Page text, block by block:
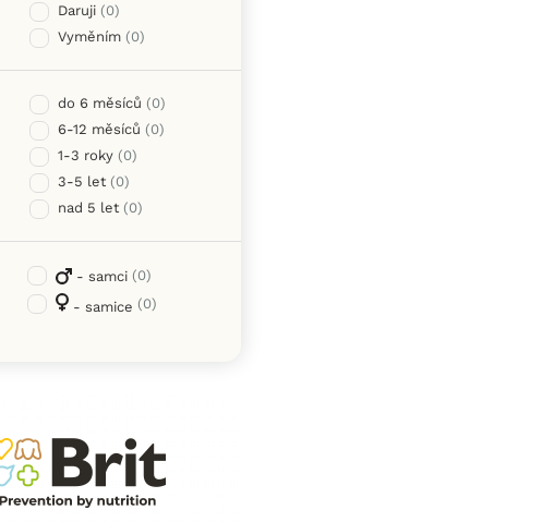
Daruji (0)
Vyměním (0)
do 6 měsíců (0)
6-12 měsíců (0)
1-3 roky (0)
3-5 let (0)
nad 5 let (0)
- samci (0)
- samice (0)